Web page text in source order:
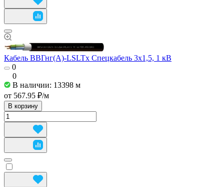
Кабель ВВГнг(А)-LSLTx Спецкабель 3x1,5, 1 кВ
0
0
В наличии: 13398 м
от 567.95 ₽/м
В корзину